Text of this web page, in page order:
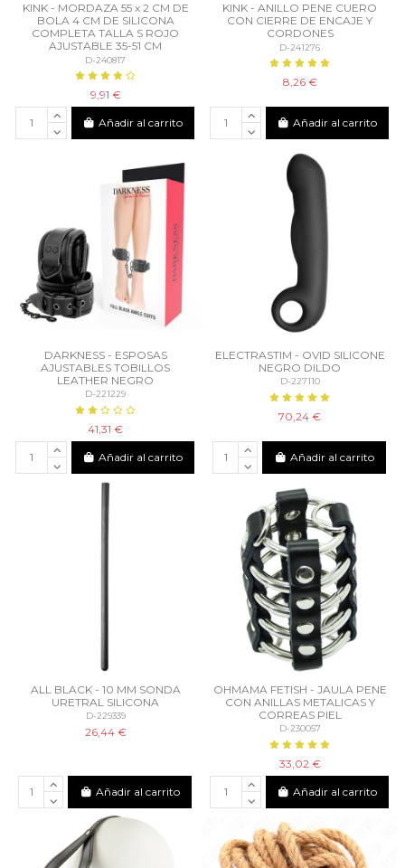
KINK - MORDAZA 55 x 2 CM DE
BOLA 4 CM DE SILICONA
COMPLETA TALLA S ROJO
AJUSTABLE 35-51 CM
D-240817
9,91 €
Añadir al carrito
KINK - ANILLO PENE CUERO
CON CIERRE DE ENCAJE Y
CORDONES
D-241276
8,26 €
Añadir al carrito
DARKNESS - ESPOSAS
AJUSTABLES TOBILLOS
LEATHER NEGRO
D-221229
41,31 €
Añadir al carrito
ELECTRASTIM - OVID SILICONE
NEGRO DILDO
D-227110
70,24 €
Añadir al carrito
ALL BLACK - 10 MM SONDA
URETRAL SILICONA
D-229339
26,44 €
Añadir al carrito
OHMAMA FETISH - JAULA PENE
CON ANILLAS METALICAS Y
CORREAS PIEL
D-230057
33,02 €
Añadir al carrito